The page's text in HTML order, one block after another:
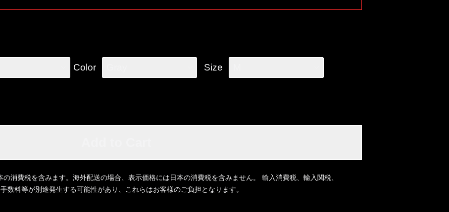
Color Size
消費税を含みます。海外配送の場合、表示価格には日本の消費税を含みません。 輸入消費税、輸入関税、
数料等が別途発生する可能性があり、これらはお客様のご負担となります。